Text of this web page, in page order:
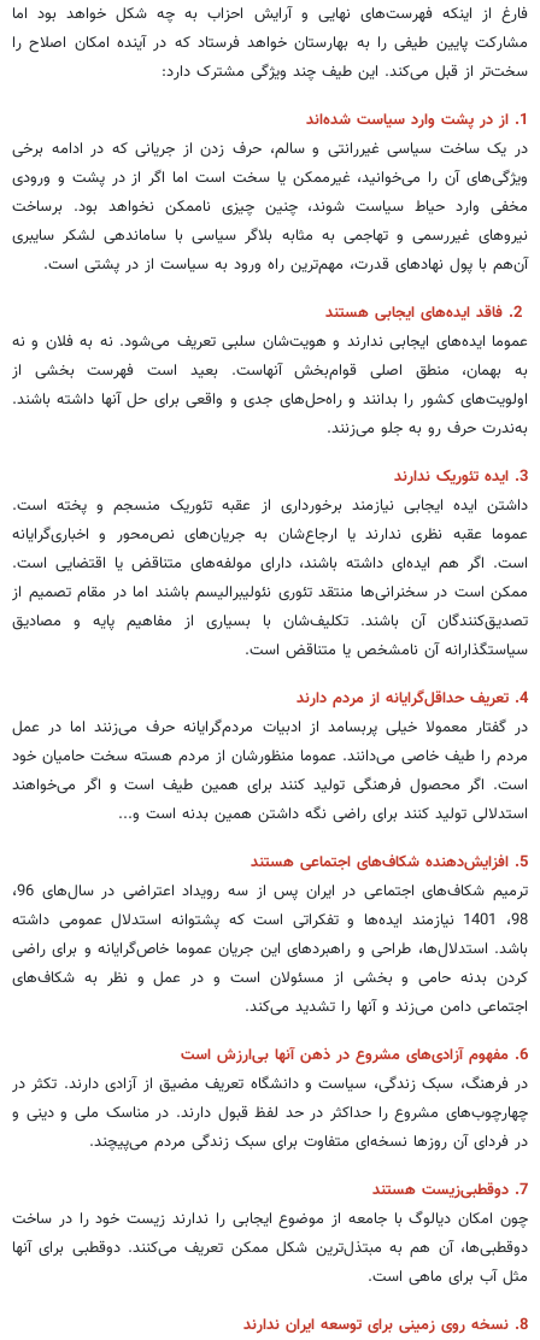
فارغ از اینکه فهرست‌های نهایی و آرایش احزاب به چه شکل خواهد بود اما
مشارکت پایین طیفی را به بهارستان خواهد فرستاد که در آینده امکان اصلاح را
سخت‌تر از قبل می‌کند. این طیف چند ویژگی مشترک دارد:
1. از در پشت وارد سیاست شده‌اند
در یک ساخت سیاسی غیررانتی و سالم، حرف زدن از جریانی که در ادامه برخی
ویژگی‌های آن را می‌خوانید، غیرممکن یا سخت است اما اگر از در پشت و ورودی
مخفی وارد حیاط سیاست شوند، چنین چیزی ناممکن نخواهد بود. برساخت
نیروهای غیررسمی و تهاجمی به مثابه بلاگر سیاسی با ساماندهی لشکر سایبری
آن‌هم با پول نهادهای قدرت، مهم‌ترین راه ورود به سیاست از در پشتی است.
عموما ایده‌های ایجابی ندارند و هویت‌شان سلبی تعریف می‌شود. نه به فلان و نه
به بهمان، منطق اصلی قوام‌بخش آنهاست. بعید است فهرست بخشی از
اولویت‌های کشور را بدانند و راه‌حل‌های جدی و واقعی برای حل آنها داشته باشند.
به‌ندرت حرف رو به جلو می‌زنند.
3. ایده تئوریک ندارند
داشتن ایده ایجابی نیازمند برخورداری از عقبه تئوریک منسجم و پخته است.
عموما عقبه نظری ندارند یا ارجاع‌شان به جریان‌های نص‌محور و اخباری‌گرایانه
است. اگر هم ایده‌ای داشته باشند، دارای مولفه‌های متناقض یا اقتضایی است.
ممکن است در سخنرانی‌ها منتقد تئوری نئولیبرالیسم باشند اما در مقام تصمیم از
تصدیق‌کنندگان آن باشند. تکلیف‌شان با بسیاری از مفاهیم پایه و مصادیق
سیاستگذارانه آن نامشخص یا متناقض است.
4. تعریف حداقل‌گرایانه از مردم دارند
در گفتار معمولا خیلی پربسامد از ادبیات مردم‌گرایانه حرف می‌زنند اما در عمل
مردم را طیف خاصی می‌دانند. عموما منظورشان از مردم هسته سخت حامیان خود
است. اگر محصول فرهنگی تولید کنند برای همین طیف است و اگر می‌خواهند
استدلالی تولید کنند برای راضی نگه ‌داشتن همین بدنه است و...
5. افزایش‌دهنده شکاف‌های اجتماعی هستند
ترمیم شکاف‌های اجتماعی در ایران پس از سه رویداد اعتراضی در سال‌های 96،
98، 1401 نیازمند ایده‌ها و تفکراتی است که پشتوانه استدلال عمومی داشته
باشد. استدلال‌ها، طراحی و راهبردهای این جریان عموما خاص‌گرایانه و برای راضی
کردن بدنه حامی و بخشی از مسئولان است و در عمل و نظر به شکاف‌های
اجتماعی دامن می‌زند و آنها را تشدید می‌کند.
6. مفهوم آزادی‌های مشروع در ذهن آنها بی‌ارزش است
در فرهنگ، سبک زندگی، سیاست و دانشگاه تعریف مضیق از آزادی دارند. تکثر در
چهارچوب‌های مشروع را حداکثر در حد لفظ قبول دارند. در مناسک ملی و دینی و
در فردای آن روزها نسخه‌ای متفاوت برای سبک زندگی مردم می‌پیچند.
7. دوقطبی‌زیست هستند
چون امکان دیالوگ با جامعه از موضوع ایجابی را ندارند زیست خود را در ساخت
دوقطبی‌ها، آن هم به مبتذل‌ترین شکل ممکن تعریف می‌کنند. دوقطبی برای آنها
مثل آب برای ماهی است.
8. نسخه روی زمینی برای توسعه ایران ندارند